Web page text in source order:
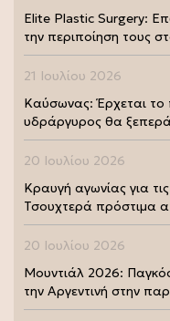
Elite Plastic Surgery:
την περιποίηση τους
21 Ιουλίου 2026
Καύσωνας: Έρχεται
υδράργυρος θα
20 Ιουλίου 2026
Κραυγή αγωνίας για
Τσουχτερά πρόστιμα
20 Ιουλίου 2026
Μουντιάλ 2026:
την Αργεντινή στην